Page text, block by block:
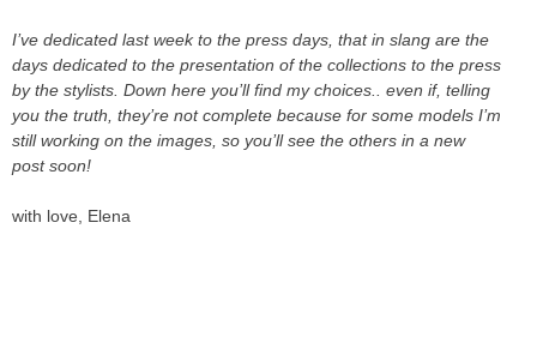
ABOUT
ARCHIVES
CONTACT
HOME
I’ve dedicated last week to the press days, that in slang are the
days dedicated to the presentation of the collections to the press
by the stylists. Down here you’ll find my choices.. even if, telling
you the truth, they’re not complete because for some models I’m
still working on the images, so you’ll see the others in a new
post soon!
with love, Elena